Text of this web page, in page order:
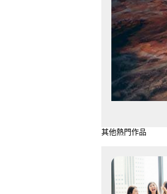
其他熱門作品